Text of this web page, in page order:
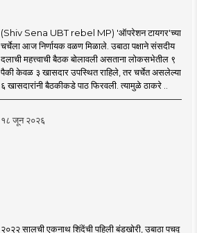
(Shiv Sena UBT rebel MP) 'ऑपरेशन टायगर'च्या
चर्चेला आज निर्णायक वळण मिळाले. उबाठा पक्षाने संसदीय
दलाची महत्त्वाची बैठक बोलावली असताना लोकसभेतील ९
पैकी केवळ ३ खासदार उपस्थित राहिले, तर चर्चेत असलेल्या
६ खासदारांनी बैठकीकडे पाठ फिरवली. त्यामुळे ठाकरे ..
१८ जून २०२६
२०२२ सालची एकनाथ शिंदेंची पहिली बंडखोरी, उबाठा पचवू